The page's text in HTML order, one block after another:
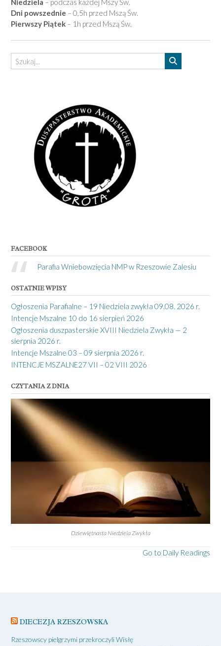
Niedziela – podczas każdej Mszy Św.
Dni powszednie – 0,5h przed Mszą Św.
Pierwszy Piątek – 1h przed Mszą Św.
FACEBOOK
Parafia Wniebowzięcia NMP w Rzeszowie Zalesiu
OSTATNIE WPISY
Ogłoszenia Parafialne – 19 Niedziela zwykła 09.08. 2026 r.
Intencje Mszalne 10 do 16 sierpień 2026
Ogłoszenia duszpasterskie XVIII Niedziela Zwykła — 2
sierpnia 2026 r.
Intencje Mszalne 03 – 09 sierpnia 2026 r.
INTENCJE MSZALNE27 VII – 02 VIII 2026
CZYTANIA Z DNIA
Dziewiętnasta Niedziela Zwykła
Go to Daily Readings
DIECEZJA RZESZOWSKA
Rzeszowscy pielgrzymi przekroczyli Wisłę